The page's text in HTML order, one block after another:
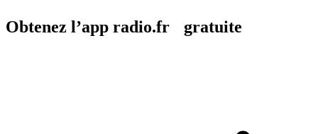
Obtenez l’app radio.fr gratuite